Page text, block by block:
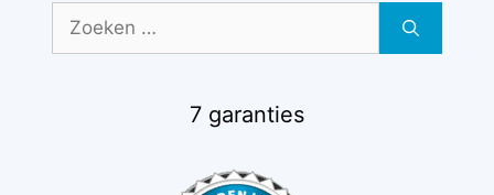
Zoek
7 garanties